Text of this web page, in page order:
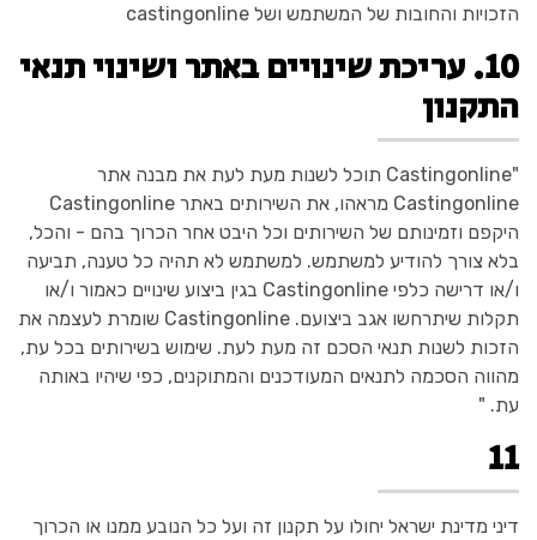
הזכויות והחובות של המשתמש ושל castingonline
10. עריכת שינויים באתר ושינוי תנאי
התקנון
"Castingonline תוכל לשנות מעת לעת את מבנה אתר
Castingonline מראהו, את השירותים באתר Castingonline
היקפם וזמינותם של השירותים וכל היבט אחר הכרוך בהם - והכל,
בלא צורך להודיע למשתמש. למשתמש לא תהיה כל טענה, תביעה
ו/או דרישה כלפי Castingonline בגין ביצוע שינויים כאמור ו/או
תקלות שיתרחשו אגב ביצועם. Castingonline שומרת לעצמה את
הזכות לשנות תנאי הסכם זה מעת לעת. שימוש בשירותים בכל עת,
מהווה הסכמה לתנאים המעודכנים והמתוקנים, כפי שיהיו באותה
עת. "
11
דיני מדינת ישראל יחולו על תקנון זה ועל כל הנובע ממנו או הכרוך